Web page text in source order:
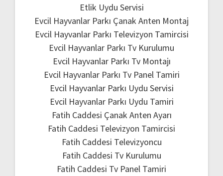
Etlik Uydu Servisi
Evcil Hayvanlar Parkı Çanak Anten Montaj
Evcil Hayvanlar Parkı Televizyon Tamircisi
Evcil Hayvanlar Parkı Tv Kurulumu
Evcil Hayvanlar Parkı Tv Montajı
Evcil Hayvanlar Parkı Tv Panel Tamiri
Evcil Hayvanlar Parkı Uydu Servisi
Evcil Hayvanlar Parkı Uydu Tamiri
Fatih Caddesi Çanak Anten Ayarı
Fatih Caddesi Televizyon Tamircisi
Fatih Caddesi Televizyoncu
Fatih Caddesi Tv Kurulumu
Fatih Caddesi Tv Panel Tamiri